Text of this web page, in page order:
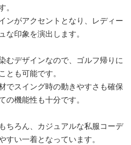
ンがアクセントとなり、レディー
な印象を演出します。
むデザインなので、ゴルフ帰りに
とも可能です。
でスイング時の動きやすさも確保
の機能性も十分です。
ちろん、カジュアルな私服コーデ
すい一着となっています。